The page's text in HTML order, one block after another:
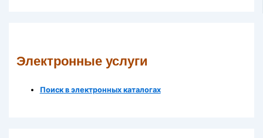
Электронные услуги
Поиск в электронных каталогах